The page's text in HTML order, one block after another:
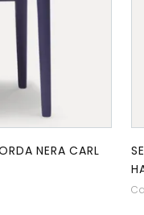
NERA CARL